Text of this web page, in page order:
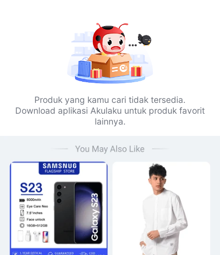
Produk yang kamu cari tidak tersedia.
Download aplikasi Akulaku untuk produk favorit
lainnya.